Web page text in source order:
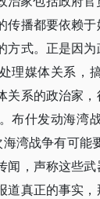
传播都要依赖
方式。正是因
理媒体关系，
关系的政治家
布什发动海湾
湾战争有可
闻，声称这些
道真正的事实